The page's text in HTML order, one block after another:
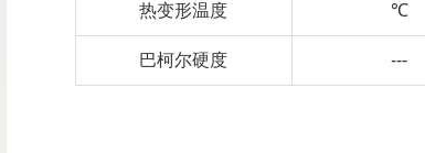
热变形温度 ℃
巴柯尔硬度 ---